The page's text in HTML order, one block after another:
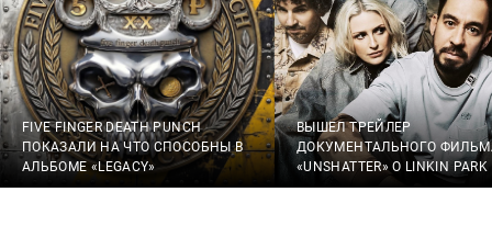
FIVE FINGER DEATH PUNCH
ПОКАЗАЛИ НА ЧТО СПОСОБНЫ В
АЛЬБОМЕ «LEGACY»
ВЫШЕЛ ТРЕЙЛЕР
ДОКУМЕНТАЛЬНОГО
«UNSHATTER» О LINKIN PARK